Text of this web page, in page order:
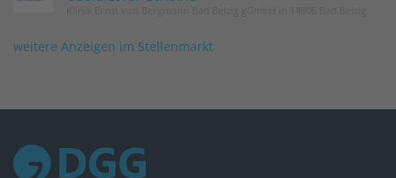
weitere Anzeigen im Stellenmarkt